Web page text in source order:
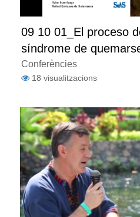
09 10 01_El proceso
síndrome de
(burnout), y su
CESQT
Conferències
18 visualitzacions